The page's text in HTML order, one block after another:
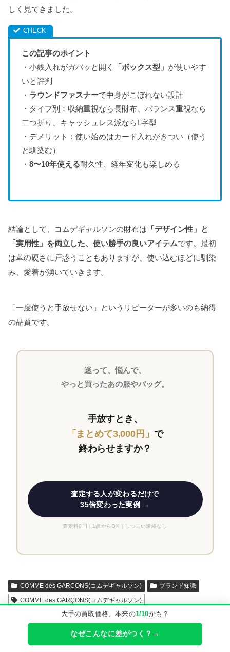
大手の買取価格、本来の1/10かも？
なぜこんなに差がつく？→
しく見てきました。
この記事のポイント
・小銭入れがガバッと開く
「ボックス型」 が使いやす
いと評判
・ ラウンドファスナーで中身がこぼれない設計
・タイプ別：収納重視なら長財布、バランス重視なら
二つ折り、キャッシュレス派ならL字型
・デメリット：使い始めはカード入れがきつい（使う
と馴染む）
・ 8〜10年使える耐久性、経年変化も楽しめる
結論として、コムデギャルソンの財布は 「デザイン性」と
「実用性」を両立した、使い勝手の良いアイテムです。最初
は革の硬さに戸惑うこともありますが、使い込むほどに馴染
み、愛着が湧いていきます。
「一度使うと手放せない」というリピーターが多いのも納得
の品質です。
迷って、悩んで、
やっと買ったあの服やバッグ。
手放すとき、
「まとめて3,000円」 で
終わらせますか？
査定する人が変わるだけで
35倍変わった実例 →
査定料0円｜1点からOK｜しつこい連絡なし
COMME des GARÇONS(コムデギャルソン)
ブランド知識
COMME des GARÇONS(コムデギャルソン)